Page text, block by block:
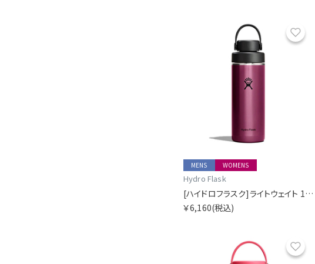
MENS WOMENS
Hydro Flask
[ハイドロフラスク]ライトウェイト 16オンス ワイド フレックス チャグ キャップ ガーネットレッド
￥6,160(税込)